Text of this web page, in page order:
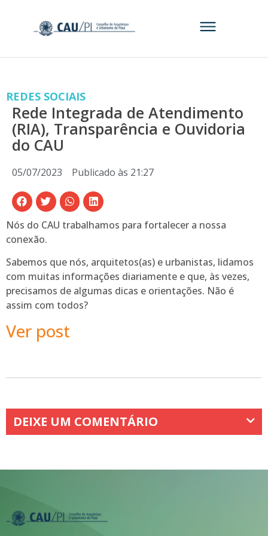
REDES SOCIAIS
Rede Integrada de Atendimento
(RIA), Transparência e Ouvidoria
do CAU
05/07/2023 Publicado às 21:27
Nós do CAU trabalhamos para fortalecer a nossa
conexão.
Sabemos que nós, arquitetos(as) e urbanistas, lidamos
com muitas informações diariamente e que, às vezes,
precisamos de algumas dicas e orientações. Não é
assim com todos?
Ver post
DEIXE UM COMENTÁRIO